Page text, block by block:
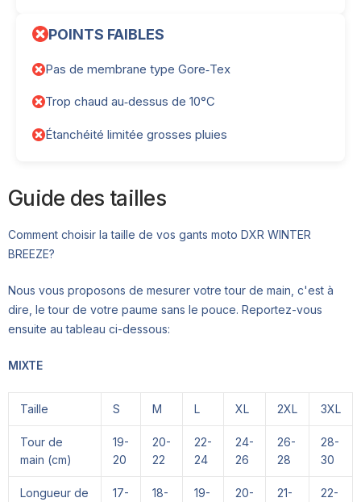
POINTS FAIBLES
Pas de membrane type Gore‑Tex
Trop chaud au‑dessus de 10°C
Étanchéité limitée grosses pluies
Guide des tailles
Comment choisir la taille de vos gants moto DXR WINTER
BREEZE?
Nous vous proposons de mesurer votre tour de main, c'est à
dire, le tour de votre paume sans le pouce. Reportez-vous
ensuite au tableau ci-dessous:
MIXTE
Taille S M L XL 2XL 3XL
Tour de
main (cm)
19-
20
20-
22
22-
24
24-
26
26-
28
28-
30
Longueur de
17-
18-
19-
20-
21-
22-